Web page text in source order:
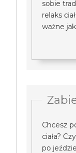
sobie
relaks
ważne
Chcesz
ciała?
po